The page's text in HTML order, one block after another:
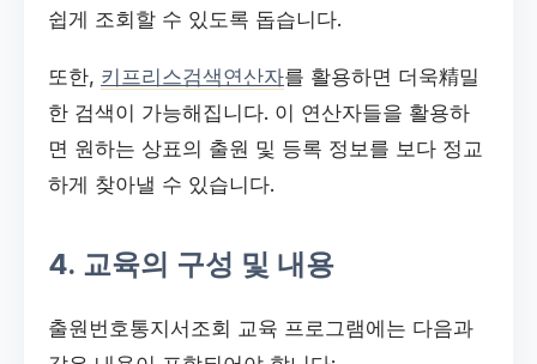
쉽게 조회할 수 있도록 돕습니다.
또한, 키프리스검색연산자를 활용하면 더욱精밀
한 검색이 가능해집니다. 이 연산자들을 활용하
면 원하는 상표의 출원 및 등록 정보를 보다 정교
하게 찾아낼 수 있습니다.
4. 교육의 구성 및 내용
출원번호통지서조회 교육 프로그램에는 다음과